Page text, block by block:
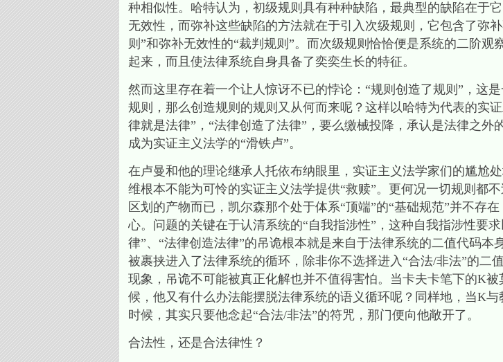
种相似性。哈特认为，初级规则具有种种缺陷，最典型的缺陷在于
无效性，而弥补这些缺陷的方法就在于引入次级规则，它包含了弥
则”和弥补无效性的“裁判规则”。而次级规则恰恰便是系统的二阶
起来，而且使法律系统自身具备了奕奕生长的特征。
然而这里存在着一个让人惊讶不已的悖论：“规则创造了规则”，这
规则，那么创造规则的规则又从何而来呢？这样以哈特为代表的实
律就是法律”，“法律创造了法律”，要么缴械投降，承认是法律之
成为实证主义法学的“滑铁卢”。
在卢曼和他的理论继承人托依布纳眼里，实证主义法学家们的尴尬
维根本不能为可怜的实证主义法学提供“救赎”。更何况一切规则都
区划的产物而已，凯尔森那个处于体系“顶端”的“基础规范”并不存
心。问题的关键在于认清系统的“自我指涉性”，这种自我指涉性
律”、“法律创造法律”的吊诡根本就是来自于法律系统的二值代码
被裹挟进入了法律系统的循环，除非你不选择进入“合法/非法”的二
现象，吊诡不可能被真正化解也并不值得害怕。当卡夫卡笔下的K
候，他又有什么办法能摆脱法律系统的语义循环呢？同样地，当K
时候，其实只要他念起“合法/非法”的符咒，那门便向他敞开了。
合法性，还是合法律性？